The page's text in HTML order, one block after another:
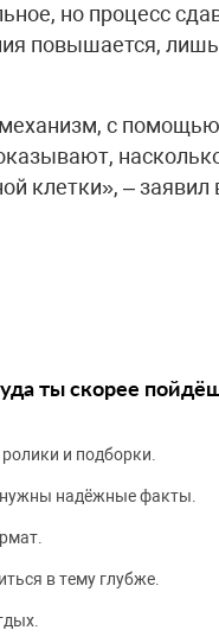
но процесс
повышается,
с помощью
клетки», –
ты скорее
и подборки.
надёжные факты.
в тему глубже.